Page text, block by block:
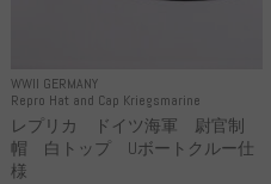
WWII GERMANY
Repro Hat and Cap Kriegsmarine
レプリカ ドイツ海軍 尉官制
帽 白トップ Uボートクルー仕
様